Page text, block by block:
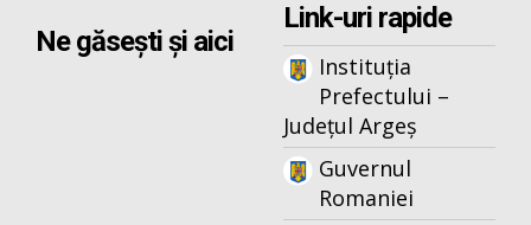
Ne găsești și aici
Link-uri rapide
Instituția
Prefectului –
Județul Argeș
Guvernul
Romaniei